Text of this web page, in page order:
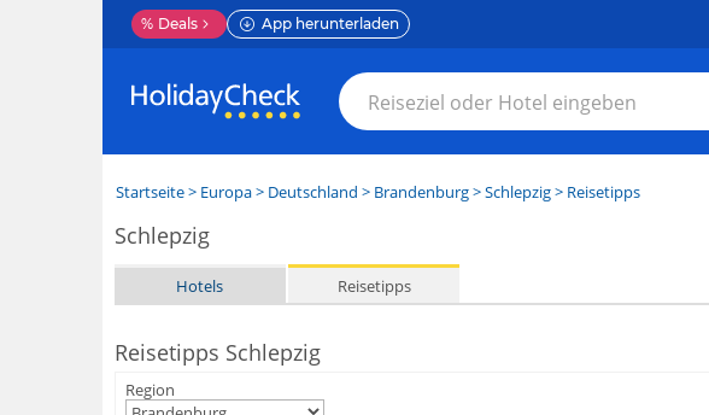
% Deals App herunterladen
Startseite> Europa> Deutschland > Brandenburg>Schlepzig> Reisetipps
Schlepzig
Hotels Reisetipps
Reisetipps Schlepzig
Region